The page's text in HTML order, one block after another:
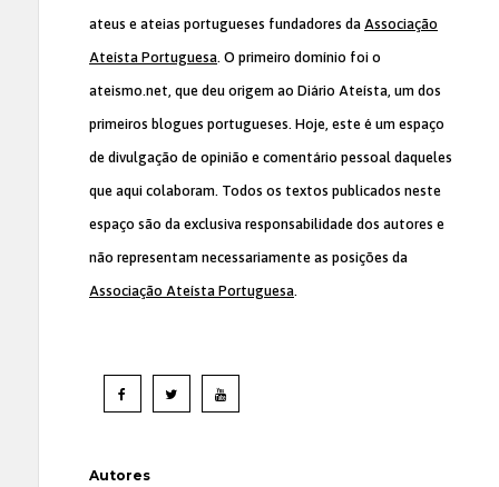
ateus e ateias portugueses fundadores da Associação
Ateísta Portuguesa. O primeiro domínio foi o
ateismo.net, que deu origem ao Diário Ateísta, um dos
primeiros blogues portugueses. Hoje, este é um espaço
de divulgação de opinião e comentário pessoal daqueles
que aqui colaboram. Todos os textos publicados neste
espaço são da exclusiva responsabilidade dos autores e
não representam necessariamente as posições da
Associação Ateísta Portuguesa.
Autores